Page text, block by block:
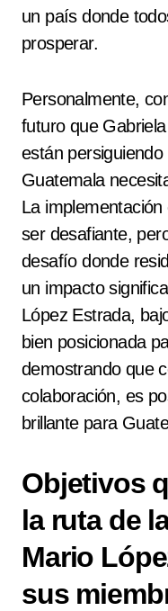
un país donde
prosperar.
Personalmente,
futuro que
están
Guatemala
La
ser desafiante,
desafío donde
un impacto
López Estrada,
bien posicionada
demostrando que
colaboración, es
brillante para
Objetivos
la ruta de
Mario
sus